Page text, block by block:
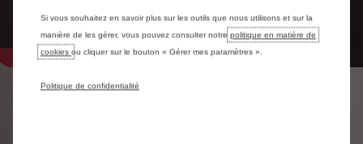
Si vous souhaitez en savoir plus sur les outils que nous utilisons et sur la
manière de les gérer, vous pouvez consulter notre politique en matière de
cookies ou cliquer sur le bouton « Gérer mes paramètres ».
Politique de confidentialité